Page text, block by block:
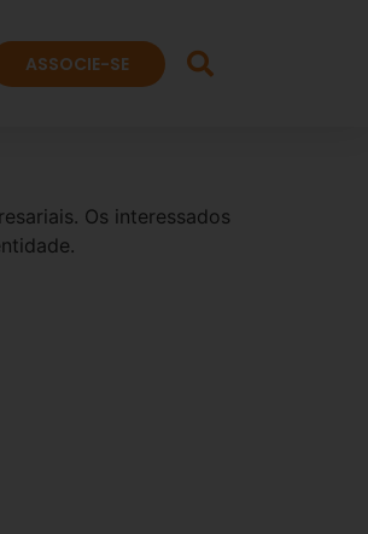
ASSOCIE-SE
Os interessados